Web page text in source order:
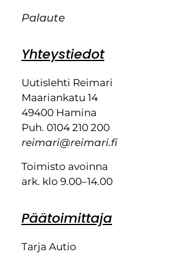
Palaute
Yhteystiedot
Uutislehti Reimari
Maariankatu 14
49400 Hamina
Puh. 0104 210 200
reimari@reimari.fi
Toimisto avoinna
ark. klo 9.00–14.00
Päätoimittaja
Tarja Autio